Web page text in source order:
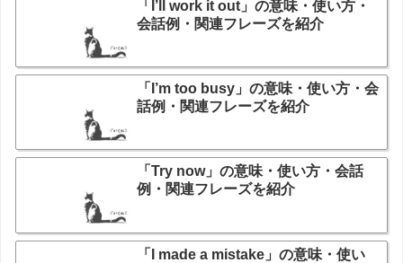
「I’ll work it out」の意味・使い方・
会話例・関連フレーズを紹介
「I’m too busy」の意味・使い方・会
話例・関連フレーズを紹介
「Try now」の意味・使い方・会話
例・関連フレーズを紹介
「I made a mistake」の意味・使い